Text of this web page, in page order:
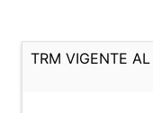
TRM VIGENTE